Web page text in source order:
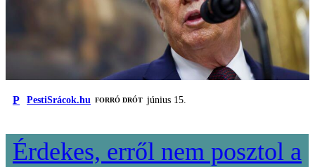
P PestiSrácok.hu FORRÓ DRÓT június 15.
Érdekes, erről nem posztol a